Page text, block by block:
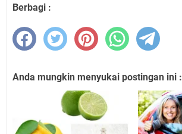
Berbagi :
Anda mungkin menyukai postingan ini :